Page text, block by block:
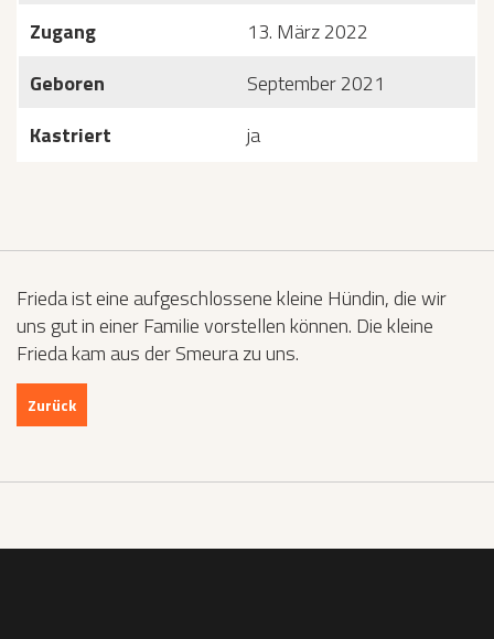
Zugang
13. März 2022
Geboren
September 2021
Kastriert
ja
Frieda ist eine aufgeschlossene kleine Hündin, die wir
uns gut in einer Familie vorstellen können. Die kleine
Frieda kam aus der Smeura zu uns.
Zurück